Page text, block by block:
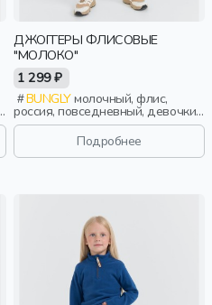
ДЖОГГЕРЫ ФЛИСОВЫЕ
"МОЛОКО"
1 299 ₽
BUNGLYмолочный, флис,
россия, повседневный, девочки,
малыши, дошкольники, дети
Подробнее